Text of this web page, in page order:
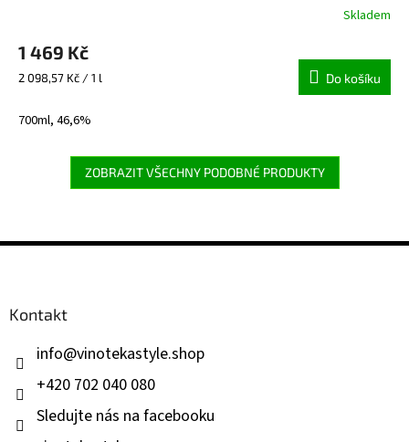
Skladem
1 469 Kč
Měrná
2 098,57 Kč / 1 l Do košíku
700ml, 46,6%
ZOBRAZIT VŠECHNY PODOBNÉ PRODUKTY
Z
Kontakt
info@vinotekastyle.shop
+420 702 040 080
Sledujte nás na facebooku